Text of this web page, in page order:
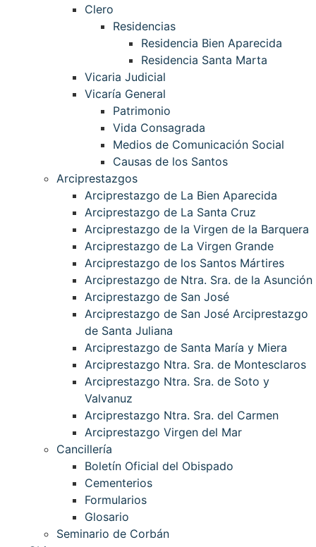
Clero
Residencias
Residencia Bien Aparecida
Residencia Santa Marta
Vicaria Judicial
Vicaría General
Patrimonio
Vida Consagrada
Medios de Comunicación Social
Causas de los Santos
Arciprestazgos
Arciprestazgo de La Bien Aparecida
Arciprestazgo de La Santa Cruz
Arciprestazgo de la Virgen de la Barquera
Arciprestazgo de La Virgen Grande
Arciprestazgo de los Santos Mártires
Arciprestazgo de Ntra. Sra. de la Asunción
Arciprestazgo de San José
Arciprestazgo de San José Arciprestazgo
de Santa Juliana
Arciprestazgo de Santa María y Miera
Arciprestazgo Ntra. Sra. de Montesclaros
Arciprestazgo Ntra. Sra. de Soto y
Valvanuz
Arciprestazgo Ntra. Sra. del Carmen
Arciprestazgo Virgen del Mar
Cancillería
Boletín Oficial del Obispado
Cementerios
Formularios
Glosario
Seminario de Corbán